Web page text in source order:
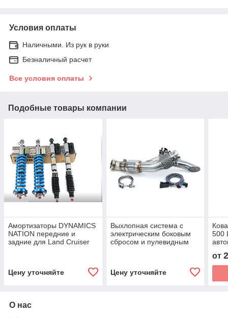
Условия оплаты
Наличными. Из рук в руки
Безналичный расчет
Все условия оплаты
Подобные товары компании
Амортизаторы DYNAMICS
NATION передние и
задние для Land Cruiser
Цену уточняйте
Выхлопная система с
электрическим боковым
сбросом и пулевидным
Цену уточняйте
500
от
О нас